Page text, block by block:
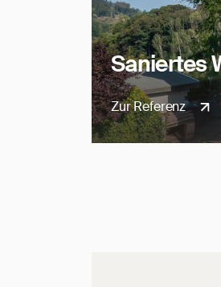
Saniertes
Zur Referenz